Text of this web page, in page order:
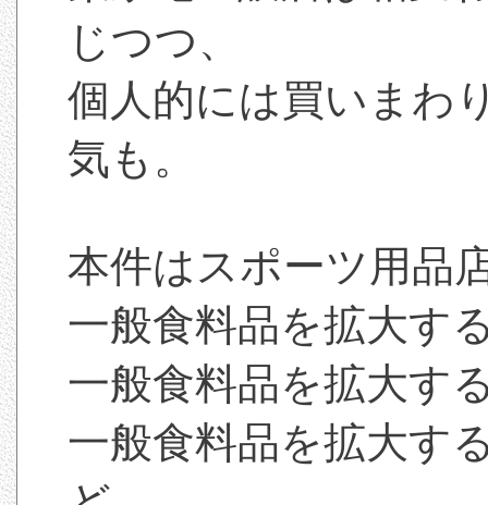
じつつ、
個人的には買いまわ
気も。
本件はスポーツ用品
一般食料品を拡大す
一般食料品を拡大す
一般食料品を拡大す